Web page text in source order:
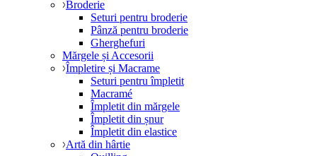
Broderie
Seturi pentru broderie
Pânză pentru broderie
Gherghefuri
Mărgele și Accesorii
Împletire și Macrame
Seturi pentru împletit
Macramé
Împletit din mărgele
Împletit din șnur
Împletit din elastice
Artă din hârtie